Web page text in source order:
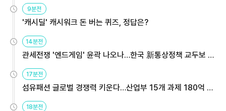
9분전
'캐시딜' 캐시워크 돈 버는 퀴즈, 정답은?
14분전
관세전쟁 '엔드게임' 윤곽 나오나…한국 新통상정책 교두보 활
17분전
섬유패션 글로벌 경쟁력 키운다…산업부 15개 과제 180억 지
18분전